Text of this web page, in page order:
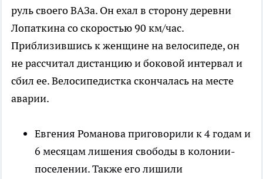
руль своего ВАЗа. Он ехал в сторону деревни
Лопаткина со скоростью 90 км/час.
Приблизившись к женщине на велосипеде, он
не рассчитал дистанцию и боковой интервал и
сбил ее. Велосипедистка скончалась на месте
аварии.
Евгения Романова приговорили к 4 годам и
6 месяцам лишения свободы в колонии-
поселении. Также его лишили